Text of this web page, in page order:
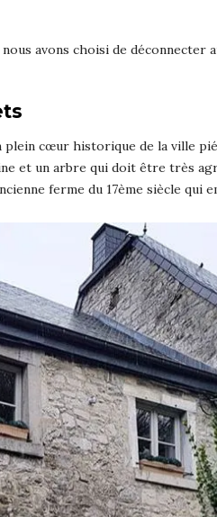
avons choisi de déconnecter
cœur historique de la ville
et un arbre qui doit être très
ferme du 17ème siècle qui